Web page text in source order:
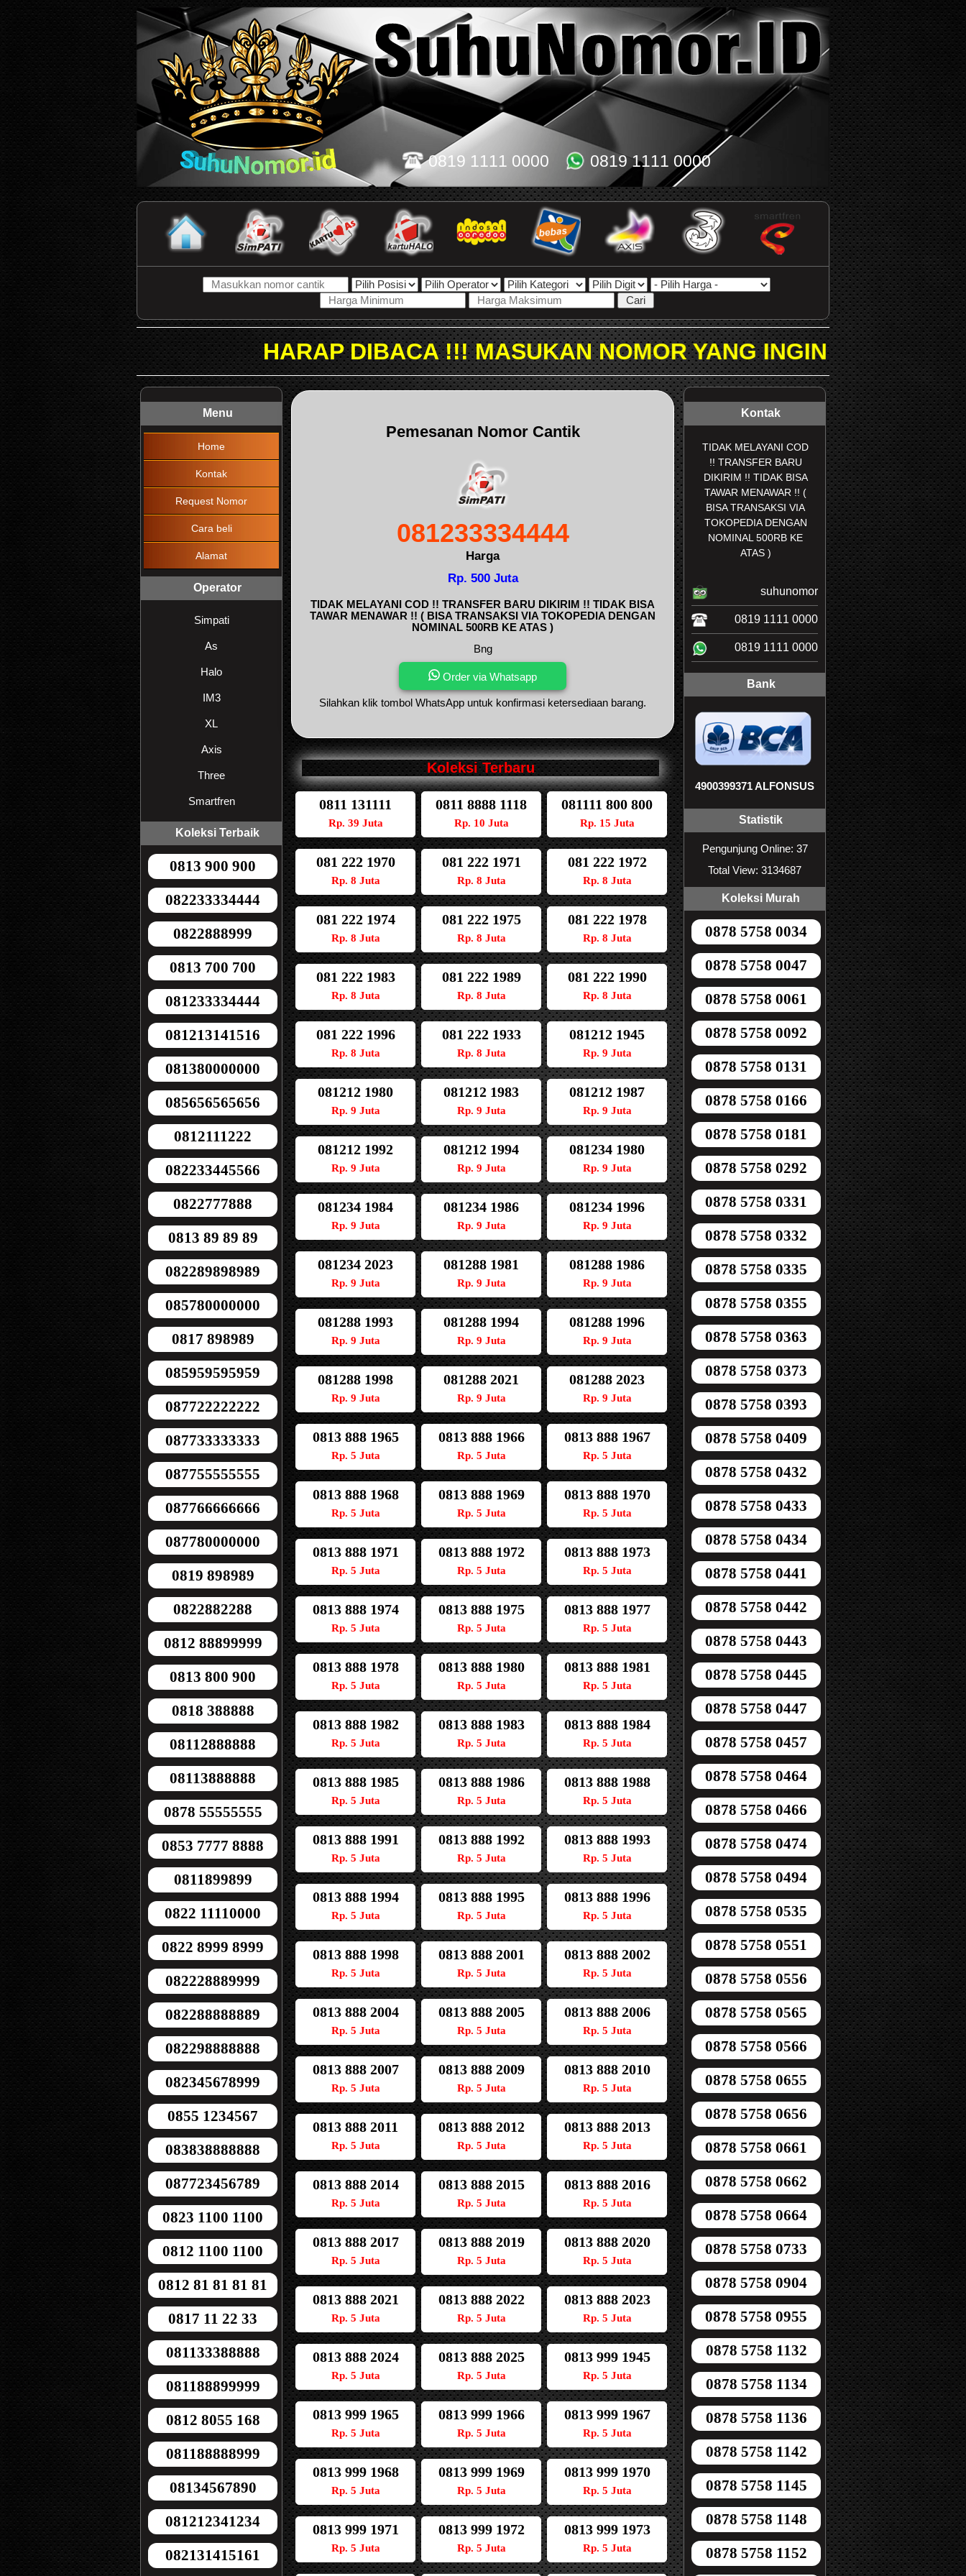
0819 1111 0000 0819 1111 0000
HARAP DIBACA !!! MASUKAN NOMOR YANG INGIN DICARI PADA KOLOM
Menu
Home
Kontak
Request Nomor
Cara beli
Alamat
Operator
Simpati
As
Halo
IM3
XL
Axis
Three
Smartfren
Koleksi Terbaik
0813 900 900
082233334444
0822888999
0813 700 700
081233334444
081213141516
081380000000
085656565656
0812111222
082233445566
0822777888
0813 89 89 89
082289898989
085780000000
0817 898989
085959595959
087722222222
087733333333
087755555555
087766666666
087780000000
0819 898989
0822882288
0812 88899999
0813 800 900
0818 388888
08112888888
08113888888
0878 55555555
0853 7777 8888
0811899899
0822 11110000
0822 8999 8999
082228889999
082288888889
082298888888
082345678999
0855 1234567
083838888888
087723456789
0823 1100 1100
0812 1100 1100
0812 81 81 81 81
0817 11 22 33
081133388888
081188899999
0812 8055 168
081188888999
08134567890
081212341234
082131415161
Pemesanan Nomor Cantik
081233334444
Harga
Rp. 500 Juta
TIDAK MELAYANI COD !! TRANSFER BARU DIKIRIM !! TIDAK BISA
TAWAR MENAWAR !! ( BISA TRANSAKSI VIA TOKOPEDIA DENGAN
NOMINAL 500RB KE ATAS )
Bng
Order via Whatsapp
Silahkan klik tombol WhatsApp untuk konfirmasi ketersediaan barang.
Koleksi Terbaru
0811 131111
Rp. 39 Juta
0811 8888 1118
Rp. 10 Juta
081111 800 800
Rp. 15 Juta
081 222 1970
Rp. 8 Juta
081 222 1971
Rp. 8 Juta
081 222 1972
Rp. 8 Juta
081 222 1974
Rp. 8 Juta
081 222 1975
Rp. 8 Juta
081 222 1978
Rp. 8 Juta
081 222 1983
Rp. 8 Juta
081 222 1989
Rp. 8 Juta
081 222 1990
Rp. 8 Juta
081 222 1996
Rp. 8 Juta
081 222 1933
Rp. 8 Juta
081212 1945
Rp. 9 Juta
081212 1980
Rp. 9 Juta
081212 1983
Rp. 9 Juta
081212 1987
Rp. 9 Juta
081212 1992
Rp. 9 Juta
081212 1994
Rp. 9 Juta
081234 1980
Rp. 9 Juta
081234 1984
Rp. 9 Juta
081234 1986
Rp. 9 Juta
081234 1996
Rp. 9 Juta
081234 2023
Rp. 9 Juta
081288 1981
Rp. 9 Juta
081288 1986
Rp. 9 Juta
081288 1993
Rp. 9 Juta
081288 1994
Rp. 9 Juta
081288 1996
Rp. 9 Juta
081288 1998
Rp. 9 Juta
081288 2021
Rp. 9 Juta
081288 2023
Rp. 9 Juta
0813 888 1965
Rp. 5 Juta
0813 888 1966
Rp. 5 Juta
0813 888 1967
Rp. 5 Juta
0813 888 1968
Rp. 5 Juta
0813 888 1969
Rp. 5 Juta
0813 888 1970
Rp. 5 Juta
0813 888 1971
Rp. 5 Juta
0813 888 1972
Rp. 5 Juta
0813 888 1973
Rp. 5 Juta
0813 888 1974
Rp. 5 Juta
0813 888 1975
Rp. 5 Juta
0813 888 1977
Rp. 5 Juta
0813 888 1978
Rp. 5 Juta
0813 888 1980
Rp. 5 Juta
0813 888 1981
Rp. 5 Juta
0813 888 1982
Rp. 5 Juta
0813 888 1983
Rp. 5 Juta
0813 888 1984
Rp. 5 Juta
0813 888 1985
Rp. 5 Juta
0813 888 1986
Rp. 5 Juta
0813 888 1988
Rp. 5 Juta
0813 888 1991
Rp. 5 Juta
0813 888 1992
Rp. 5 Juta
0813 888 1993
Rp. 5 Juta
0813 888 1994
Rp. 5 Juta
0813 888 1995
Rp. 5 Juta
0813 888 1996
Rp. 5 Juta
0813 888 1998
Rp. 5 Juta
0813 888 2001
Rp. 5 Juta
0813 888 2002
Rp. 5 Juta
0813 888 2004
Rp. 5 Juta
0813 888 2005
Rp. 5 Juta
0813 888 2006
Rp. 5 Juta
0813 888 2007
Rp. 5 Juta
0813 888 2009
Rp. 5 Juta
0813 888 2010
Rp. 5 Juta
0813 888 2011
Rp. 5 Juta
0813 888 2012
Rp. 5 Juta
0813 888 2013
Rp. 5 Juta
0813 888 2014
Rp. 5 Juta
0813 888 2015
Rp. 5 Juta
0813 888 2016
Rp. 5 Juta
0813 888 2017
Rp. 5 Juta
0813 888 2019
Rp. 5 Juta
0813 888 2020
Rp. 5 Juta
0813 888 2021
Rp. 5 Juta
0813 888 2022
Rp. 5 Juta
0813 888 2023
Rp. 5 Juta
0813 888 2024
Rp. 5 Juta
0813 888 2025
Rp. 5 Juta
0813 999 1945
Rp. 5 Juta
0813 999 1965
Rp. 5 Juta
0813 999 1966
Rp. 5 Juta
0813 999 1967
Rp. 5 Juta
0813 999 1968
Rp. 5 Juta
0813 999 1969
Rp. 5 Juta
0813 999 1970
Rp. 5 Juta
0813 999 1971
Rp. 5 Juta
0813 999 1972
Rp. 5 Juta
0813 999 1973
Rp. 5 Juta
Kontak
TIDAK MELAYANI COD
!! TRANSFER BARU
DIKIRIM !! TIDAK BISA
TAWAR MENAWAR !! (
BISA TRANSAKSI VIA
TOKOPEDIA DENGAN
NOMINAL 500RB KE
ATAS )
suhunomor
0819 1111 0000
0819 1111 0000
Bank
4900399371 ALFONSUS
Statistik
Pengunjung Online: 37
Total View: 3134687
Koleksi Murah
0878 5758 0034
0878 5758 0047
0878 5758 0061
0878 5758 0092
0878 5758 0131
0878 5758 0166
0878 5758 0181
0878 5758 0292
0878 5758 0331
0878 5758 0332
0878 5758 0335
0878 5758 0355
0878 5758 0363
0878 5758 0373
0878 5758 0393
0878 5758 0409
0878 5758 0432
0878 5758 0433
0878 5758 0434
0878 5758 0441
0878 5758 0442
0878 5758 0443
0878 5758 0445
0878 5758 0447
0878 5758 0457
0878 5758 0464
0878 5758 0466
0878 5758 0474
0878 5758 0494
0878 5758 0535
0878 5758 0551
0878 5758 0556
0878 5758 0565
0878 5758 0566
0878 5758 0655
0878 5758 0656
0878 5758 0661
0878 5758 0662
0878 5758 0664
0878 5758 0733
0878 5758 0904
0878 5758 0955
0878 5758 1132
0878 5758 1134
0878 5758 1136
0878 5758 1142
0878 5758 1145
0878 5758 1148
0878 5758 1152